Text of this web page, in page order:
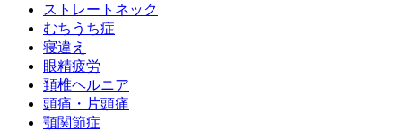
ストレートネック
むちうち症
寝違え
眼精疲労
頚椎ヘルニア
頭痛・片頭痛
顎関節症